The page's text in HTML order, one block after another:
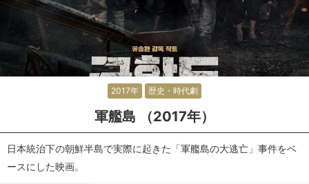
2017年 歴史・時代劇
軍艦島 （2017年）
日本統治下の朝鮮半島で実際に起きた「軍艦島の大逃亡」事件をベ
ースにした映画。